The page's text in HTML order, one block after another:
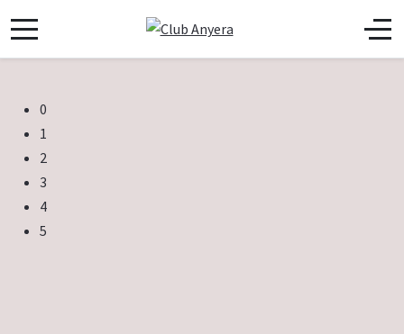
0
1
2
3
4
5